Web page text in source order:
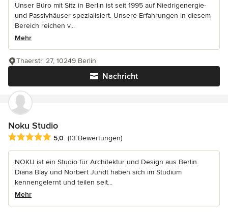
Unser Büro mit Sitz in Berlin ist seit 1995 auf Niedrigenergie-
und Passivhäuser spezialisiert. Unsere Erfahrungen in diesem
Bereich reichen v...
Mehr
Nachricht
Thaerstr. 27, 10249 Berlin
Noku Studio
Durchschnittliche Bewertung: 5 von 5 Sternen
5,0 (13 Bewertungen)
NOKU ist ein Studio für Architektur und Design aus Berlin.
Diana Blay und Norbert Jundt haben sich im Studium
kennengelernt und teilen seit...
Mehr